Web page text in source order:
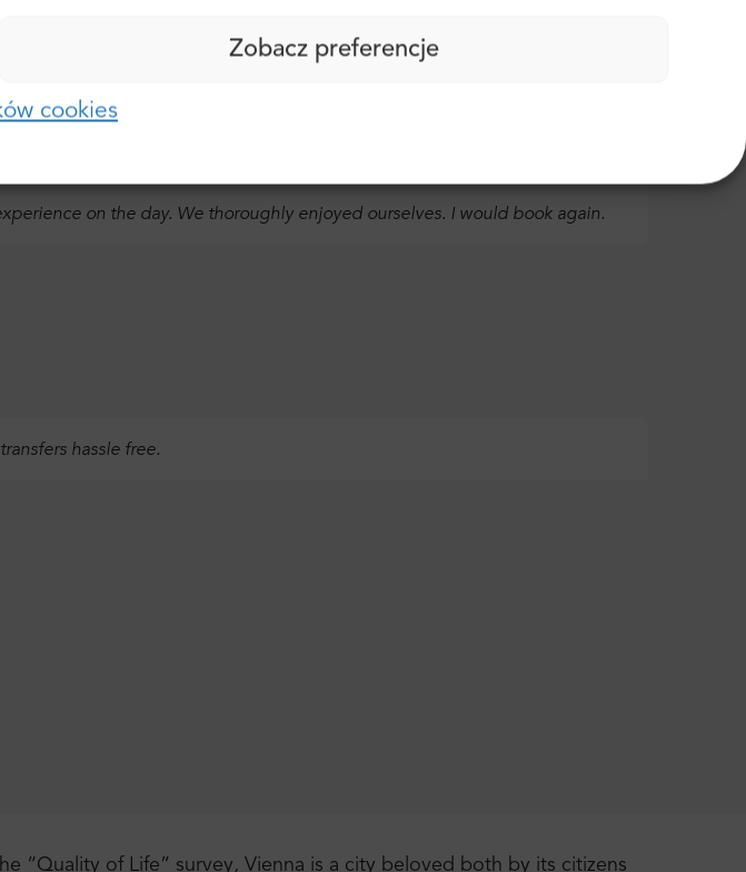
Zobacz preferencje
cookies
on the day. We thoroughly enjoyed ourselves. I would book again.
hassle free.
“Quality of Life” survey, Vienna is a city beloved both by its citizens